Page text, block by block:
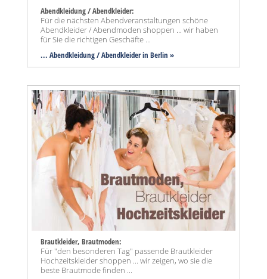
Abendkleidung / Abendkleider:
Für die nächsten Abendveranstaltungen schöne
Abendkleider / Abendmoden shoppen ... wir haben
für Sie die richtigen Geschäfte ...
... Abendkleidung / Abendkleider in Berlin »
Brautkleider, Brautmoden:
Für "den besonderen Tag" passende Brautkleider
Hochzeitskleider shoppen ... wir zeigen, wo sie die
beste Brautmode finden ...